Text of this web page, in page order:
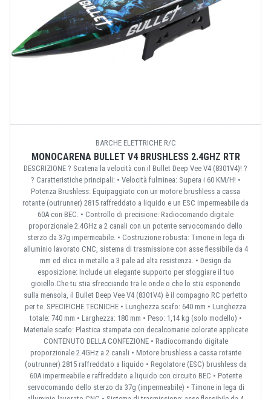
BARCHE ELETTRICHE R/C
MONOCARENA BULLET V4 BRUSHLESS 2.4GHZ RTR
DESCRIZIONE ? Scatena la velocità con il Bullet Deep Vee V4 (8301V4)! ?
? Caratteristiche principali: • Velocità fulminea: Supera i 60 KM/H! •
Potenza Brushless: Equipaggiato con un motore brushless a cassa
rotante (outrunner) 2815 raffreddato a liquido e un ESC impermeabile da
60A con BEC. • Controllo di precisione: Radiocomando digitale
proporzionale 2.4GHz a 2 canali con un potente servocomando dello
sterzo da 37g impermeabile. • Costruzione robusta: Timone in lega di
alluminio lavorato CNC, sistema di trasmissione con asse flessibile da 4
mm ed elica in metallo a 3 pale ad alta resistenza. • Design da
esposizione: Include un elegante supporto per sfoggiare il tuo
gioiello.Che tu stia sfrecciando tra le onde o che lo stia esponendo
sulla mensola, il Bullet Deep Vee V4 (8301V4) è il compagno RC perfetto
per te. SPECIFICHE TECNICHE • Lunghezza scafo: 640 mm • Lunghezza
totale: 740 mm • Larghezza: 180 mm • Peso: 1,14 kg (solo modello) •
Materiale scafo: Plastica stampata con decalcomanie colorate applicate
CONTENUTO DELLA CONFEZIONE • Radiocomando digitale
proporzionale 2.4GHz a 2 canali • Motore brushless a cassa rotante
(outrunner) 2815 raffreddato a liquido • Regolatore (ESC) brushless da
60A impermeabile e raffreddato a liquido con circuito BEC • Potente
servocomando dello sterzo da 37g (impermeabile) • Timone in lega di